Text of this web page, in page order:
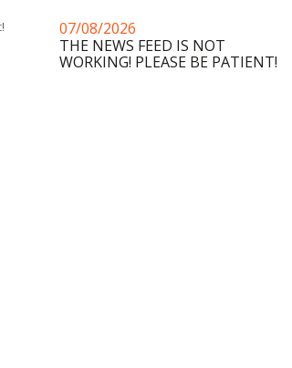
07/08/2026
THE NEWS FEED IS NOT
WORKING! PLEASE BE PATIENT!